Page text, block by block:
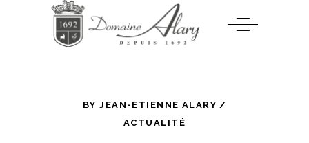
BYJEAN-ETIENNE ALARY
ACTUALITÉ